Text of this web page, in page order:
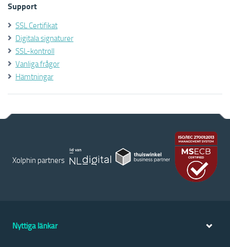
Support
SSL Certifikat
Digitala signaturer
SSL-kontroll
Vanliga frågor
Hämtningar
Xolphin partners
Nyttiga länkar